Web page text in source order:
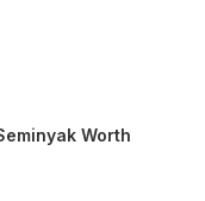
Worth